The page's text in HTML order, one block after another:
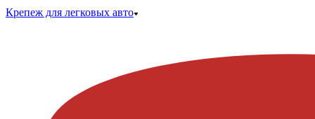
Крепеж для легковых авто